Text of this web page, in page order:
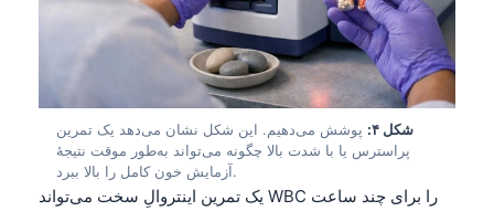
شکل ۴:
پوشش می‌دهیم. این شکل نشان می‌دهد یک تمرین
پراسترس یا با شدت بالا چگونه می‌تواند به‌طور موقت نتیجهٔ
آزمایش خون کامل را بالا ببرد.
یک تمرین اینتروالِ سخت می‌تواند WBC را برای چند ساعت